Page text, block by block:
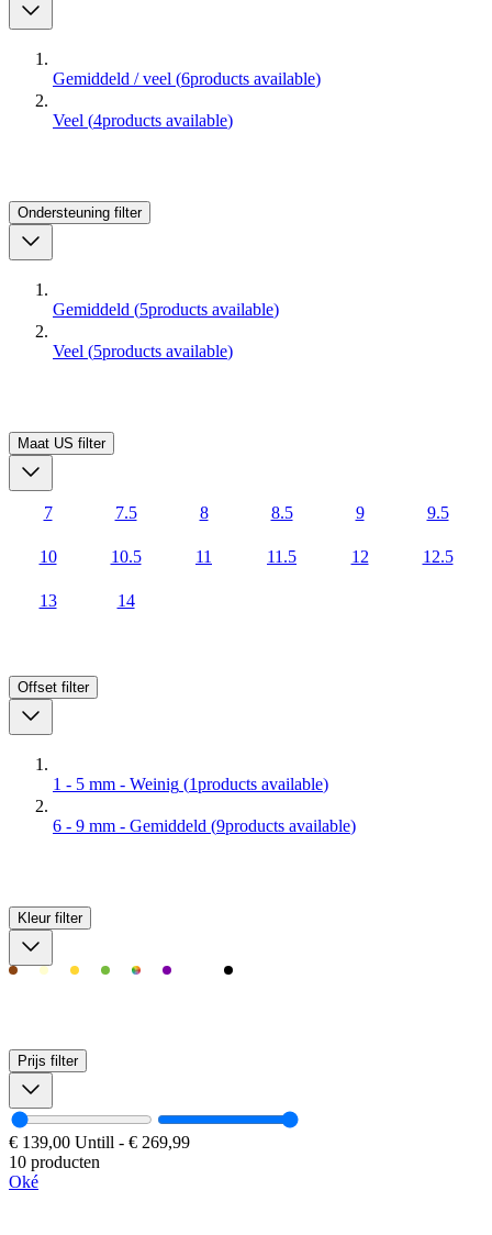
Gemiddeld / veel (6products available)
Veel (4products available)
Ondersteuning filter
Gemiddeld (5products available)
Veel (5products available)
Maat US filter
7 7.5 8 8.5 9 9.5
10 10.5 11 11.5 12 12.5
13 14
Offset filter
1 - 5 mm - Weinig (1products available)
6 - 9 mm - Gemiddeld (9products available)
Kleur filter
Prijs filter
€ 139,00 Untill - € 269,99
10 producten
Oké